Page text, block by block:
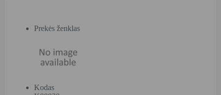
Prekės ženklas
Kodas